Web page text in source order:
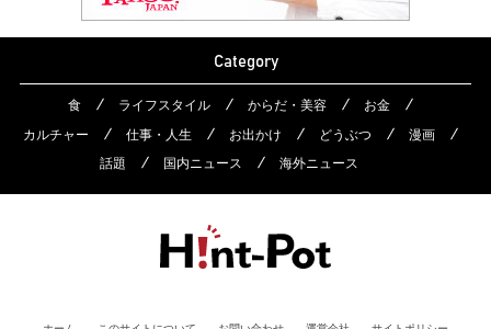
Category
食 ライフスタイル からだ・美容
お金
カルチャー
仕事・人生 お出かけ どうぶつ
漫画
話題
国内ニュース 海外ニュース